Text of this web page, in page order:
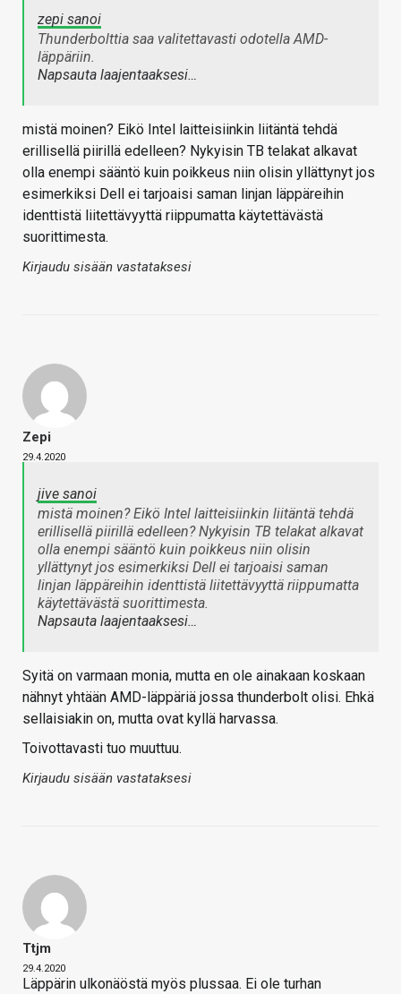
zepi sanoi
Thunderbolttia saa valitettavasti odotella AMD-
läppäriin.
Napsauta laajentaaksesi…
mistä moinen? Eikö Intel laitteisiinkin liitäntä tehdä
erillisellä piirillä edelleen? Nykyisin TB telakat alkavat
olla enempi sääntö kuin poikkeus niin olisin yllättynyt jos
esimerkiksi Dell ei tarjoaisi saman linjan läppäreihin
identtistä liitettävyyttä riippumatta käytettävästä
suorittimesta.
Kirjaudu sisään vastataksesi
Zepi
29.4.2020
jive sanoi
mistä moinen? Eikö Intel laitteisiinkin liitäntä tehdä
erillisellä piirillä edelleen? Nykyisin TB telakat alkavat
olla enempi sääntö kuin poikkeus niin olisin
yllättynyt jos esimerkiksi Dell ei tarjoaisi saman
linjan läppäreihin identtistä liitettävyyttä riippumatta
käytettävästä suorittimesta.
Napsauta laajentaaksesi…
Syitä on varmaan monia, mutta en ole ainakaan koskaan
nähnyt yhtään AMD-läppäriä jossa thunderbolt olisi. Ehkä
sellaisiakin on, mutta ovat kyllä harvassa.
Toivottavasti tuo muuttuu.
Kirjaudu sisään vastataksesi
Ttjm
29.4.2020
Läppärin ulkonäöstä myös plussaa. Ei ole turhan